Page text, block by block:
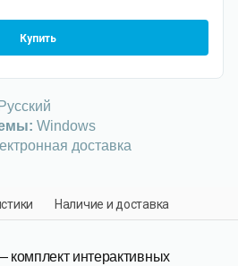
Купить
Русский
Windows
доставка
Наличие и доставка
интерактивных